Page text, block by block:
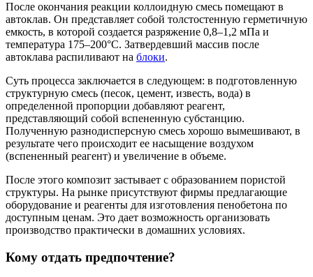
После окончания реакции коллоидную смесь помещают в
автоклав. Он представляет собой толстостенную герметичную
емкость, в которой создается разряжение 0,8–1,2 мПа и
температура 175–200°С. Затвердевший массив после
автоклава распиливают на блоки.
Суть процесса заключается в следующем: в подготовленную
структурную смесь (песок, цемент, известь, вода) в
определенной пропорции добавляют реагент,
представляющий собой вспененную субстанцию.
Полученную разнодисперсную смесь хорошо вымешивают, в
результате чего происходит ее насыщение воздухом
(вспененный реагент) и увеличение в объеме.
После этого композит застывает с образованием пористой
структуры. На рынке присутствуют фирмы предлагающие
оборудование и реагенты для изготовления пенобетона по
доступным ценам. Это дает возможность организовать
производство практически в домашних условиях.
Кому отдать предпочтение?